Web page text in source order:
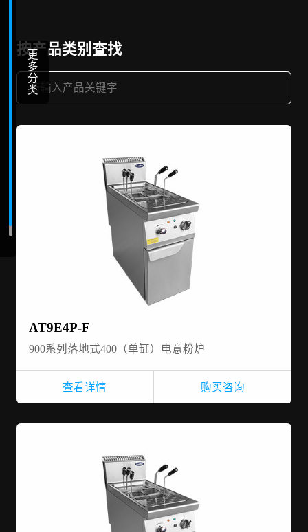
按产品类别查找
更
多
分
类
AT9E4P-F
900系列落地式400（单缸）电意粉炉
查看详情 购买咨询